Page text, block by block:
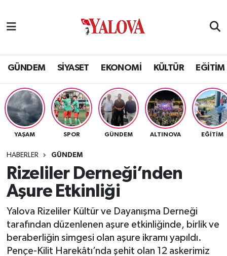
GÜNDEM SİYASET EKONOMİ KÜLTÜR EĞİTİM
YAŞAM SPOR GÜNDEM ALTINOVA EĞİTİM
HABERLER GÜNDEM
Rizeliler Derneği’nden
Aşure Etkinliği
Yalova Rizeliler Kültür ve Dayanışma Derneği
tarafından düzenlenen aşure etkinliğinde, birlik ve
beraberliğin simgesi olan aşure ikramı yapıldı.
Pençe-Kilit Harekâtı’nda şehit olan 12 askerimiz
SİYASET
EKONOMİ
KÜLTÜR
BİLİM VE TEKNOLOJİ
ASAYİŞ
SAĞLIK
SPOR
Yalova Nöbetçi Eczaneler
Yalova Hava Durumu
Yalova Namaz Vakitleri
Yalova Trafik Yoğunluk Haritası
Tüm Manşetler
Son Dakika Haberleri
Haber Arşivi